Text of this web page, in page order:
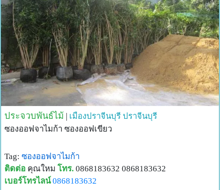
ประจวบพันธ์ไม้ | เมืองปราจีนบุรี ปราจีนบุรี
ซองออฟจาไมก้า ซองออฟเขียว
Tag: ซองออฟจาไมก้า
ติดต่อ คุณใหม โทร. 0868183632 0868183632
เบอร์โทรไลน์ 0868183632